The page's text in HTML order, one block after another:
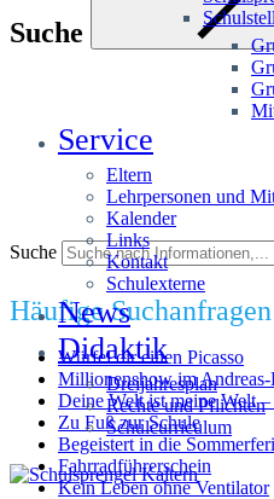
Service
Eltern
Lehrpersonen und
Kalender
Links
Kontakt
Schulexterne
News
Didaktik
Dreijahresplan
Rechte und Pflichten
Schulcurriculum
Suche
Suche
Häufige Suchanfragen
Würfel dir einen Picasso
Millionenshow im
Deine Welt ist meine Welt
Zu Fuß zur Schule
Begeistert in die
Fahrradführerschein
Kein Leben ohne Ventilator